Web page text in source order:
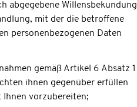
abgegebene Willensbekundung
mit der die betroffene
personenbezogenen Daten
gemäß Artikel 6 Absatz 1
ihnen gegenüber erfüllen
Ihnen vorzubereiten;